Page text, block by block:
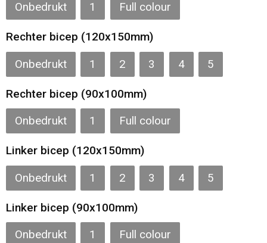
Onbedrukt 1 Full colour
Rechter bicep (120x150mm)
Onbedrukt 1 2 3 4 5
Rechter bicep (90x100mm)
Onbedrukt 1 Full colour
Linker bicep (120x150mm)
Onbedrukt 1 2 3 4 5
Linker bicep (90x100mm)
Onbedrukt 1 Full colour